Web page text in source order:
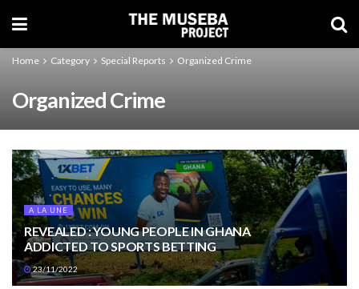
Home Category Special Reports Organized Crime
Organized Crime
A LA UNE
REVEALED : YOUNG PEOPLE IN GHANA
ADDICTED TO SPORTS BETTING
23/11/2022